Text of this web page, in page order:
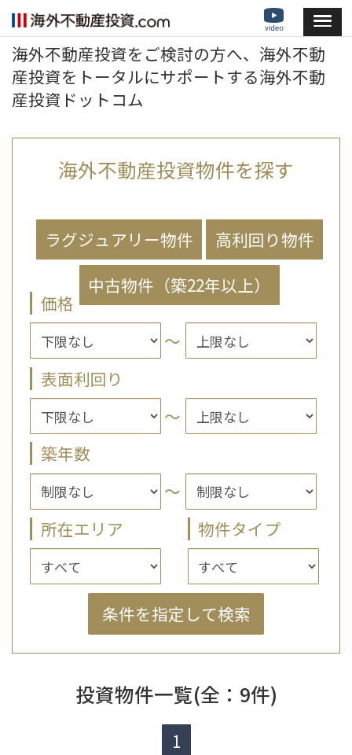
海外不動産投資をご検討の方へ、海外不動
産投資をトータルにサポートする海外不動
産投資ドットコム
海外不動産投資物件を探す
価格
～
表面利回り
～
築年数
～
所在エリア
物件タイプ
投資物件一覧(全：9件)
1